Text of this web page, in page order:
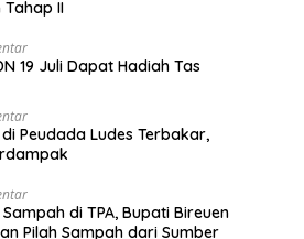
Tahap II
19 Juli Dapat Hadiah Tas
Peudada Ludes Terbakar,
di TPA, Bupati Bireuen
Pilah Sampah dari Sumber